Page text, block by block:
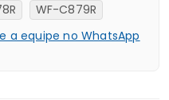
WF-C879R
a equipe no WhatsApp